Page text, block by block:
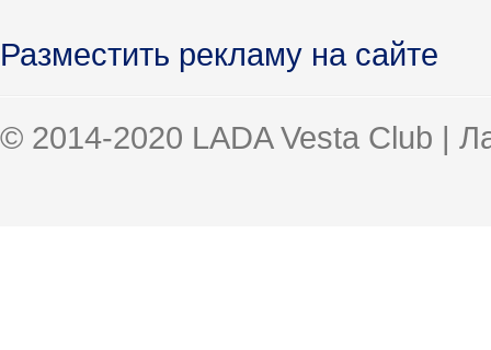
Разместить рекламу на сайте
© 2014-2020 LADA Vesta Club |